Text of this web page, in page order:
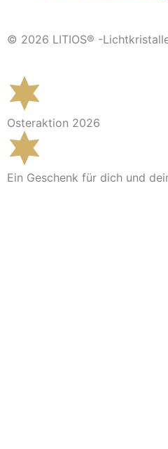
© 2026 LITIOS® -
Osteraktion 2026
Ein Geschenk für dich und